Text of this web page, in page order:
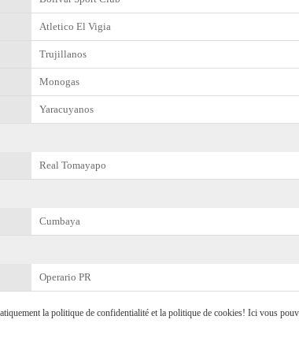
Atletico El Vigia
Trujillanos
Monogas
Yaracuyanos
Real Tomayapo
Cumbaya
Operario PR
la politique de confidentialité et la politique de cookies! Ici vous